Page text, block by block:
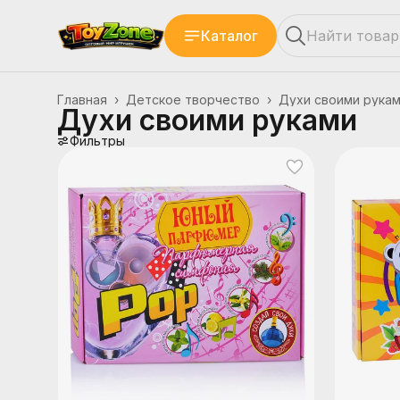
Каталог
Духи своими
Детское творчество ›
Главная ›
Духи своими руками
Фильтры